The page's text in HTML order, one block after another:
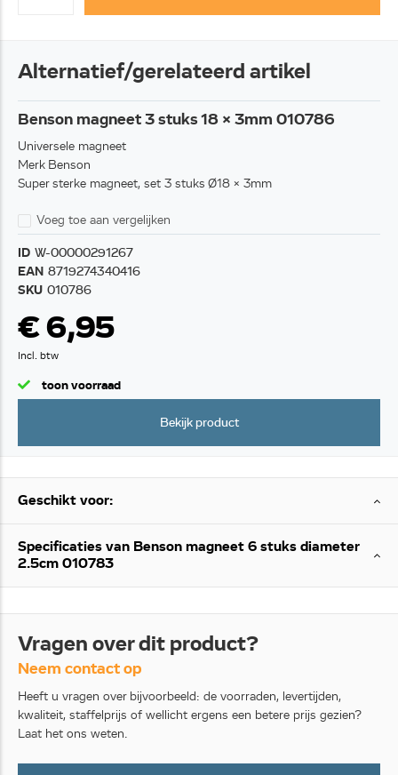
Alternatief/gerelateerd artikel
Benson magneet 3 stuks 18 x 3mm 010786
Universele magneet
Merk Benson
Super sterke magneet, set 3 stuks Ø18 x 3mm
Voeg toe aan vergelijken
ID W-00000291267
EAN 8719274340416
SKU 010786
€ 6,95
Incl. btw
toon voorraad
Bekijk product
Geschikt voor:
Specificaties van Benson magneet 6 stuks diameter
2.5cm 010783
Vragen over dit product?
Neem contact op
Heeft u vragen over bijvoorbeeld: de voorraden, levertijden,
kwaliteit, staffelprijs of wellicht ergens een betere prijs gezien?
Laat het ons weten.